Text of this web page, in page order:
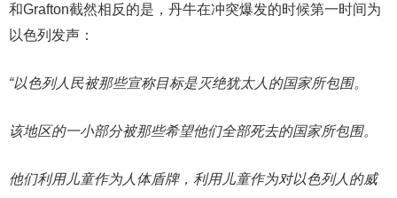
和Grafton截然相反的是，丹牛在冲突爆发的时候第一时间为
以色列发声：
“以色列人民被那些宣称目标是灭绝犹太人的国家所包围。
该地区的一小部分被那些希望他们全部死去的国家所包围。
他们利用儿童作为人体盾牌，利用儿童作为对以色列人的威